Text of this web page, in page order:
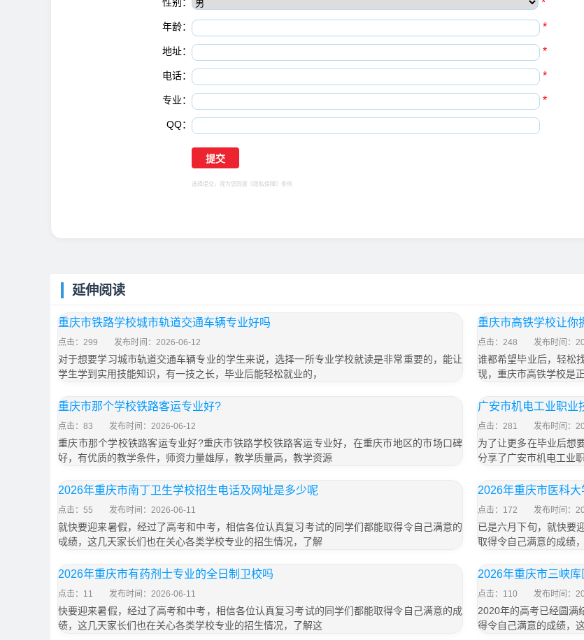
*
年龄： *
地址： *
电话： *
专业： *
QQ：
选择提交，视为您同意 《隐私保障》 条例
延伸阅读
重庆市铁路学校城市轨道交通车辆专业好吗
点击：299 发布时间：2026-06-12
对于想要学习城市轨道交通车辆专业的学生来说，选择一所专业学校就读是非常重要的，能让
学生学到实用技能知识，有一技之长，毕业后能轻松就业的，
重庆市高铁学校让你
点击：248 发布时间：
谁都希望毕业后，轻松
现，重庆市高铁学校是
重庆市那个学校铁路客运专业好?
点击：83 发布时间：2026-06-12
重庆市那个学校铁路客运专业好?重庆市铁路学校铁路客运专业好，在重庆市地区的市场口碑
好，有优质的教学条件，师资力量雄厚，教学质量高，教学资源
广安市机电工业职业
点击：281 发布时间：
为了让更多在毕业后想
分享了广安市机电工业
2026年重庆市南丁卫生学校招生电话及网址是多少呢
点击：55 发布时间：2026-06-11
就快要迎来暑假，经过了高考和中考，相信各位认真复习考试的同学们都能取得令自己满意的
成绩，这几天家长们也在关心各类学校专业的招生情况，了解
2026年重庆市医科
点击：172 发布时间：
已是六月下旬，就快要
取得令自己满意的成绩
2026年重庆市有药剂士专业的全日制卫校吗
点击：11 发布时间：2026-06-11
快要迎来暑假，经过了高考和中考，相信各位认真复习考试的同学们都能取得令自己满意的成
绩，这几天家长们也在关心各类学校专业的招生情况，了解这
2026年重庆市三峡
点击：110 发布时间：
2020年的高考已经圆满
得令自己满意的成绩，